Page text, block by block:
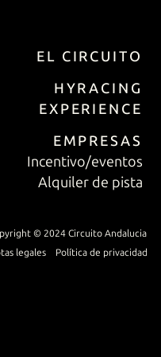
EL CIRCUITO
HYRACING
EXPERIENCE
EMPRESAS
Incentivo/eventos
Alquiler de pista
© 2024 Circuito Andalucia
legales
Política de privacidad